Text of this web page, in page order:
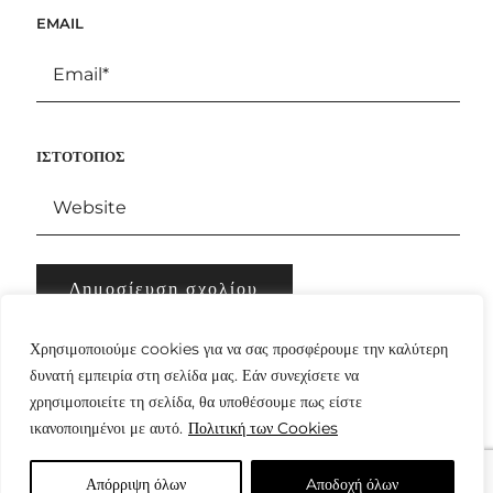
Χρησιμοποιούμε cookies για να σας προσφέρουμε την καλύτερη
δυνατή εμπειρία στη σελίδα μας. Εάν συνεχίσετε να
χρησιμοποιείτε τη σελίδα, θα υποθέσουμε πως είστε
ικανοποιημένοι με αυτό. Πολιτική των Cookies
Απόρριψη όλων Aποδοχή όλων
EMAIL
ΙΣΤΌΤΟΠΟΣ